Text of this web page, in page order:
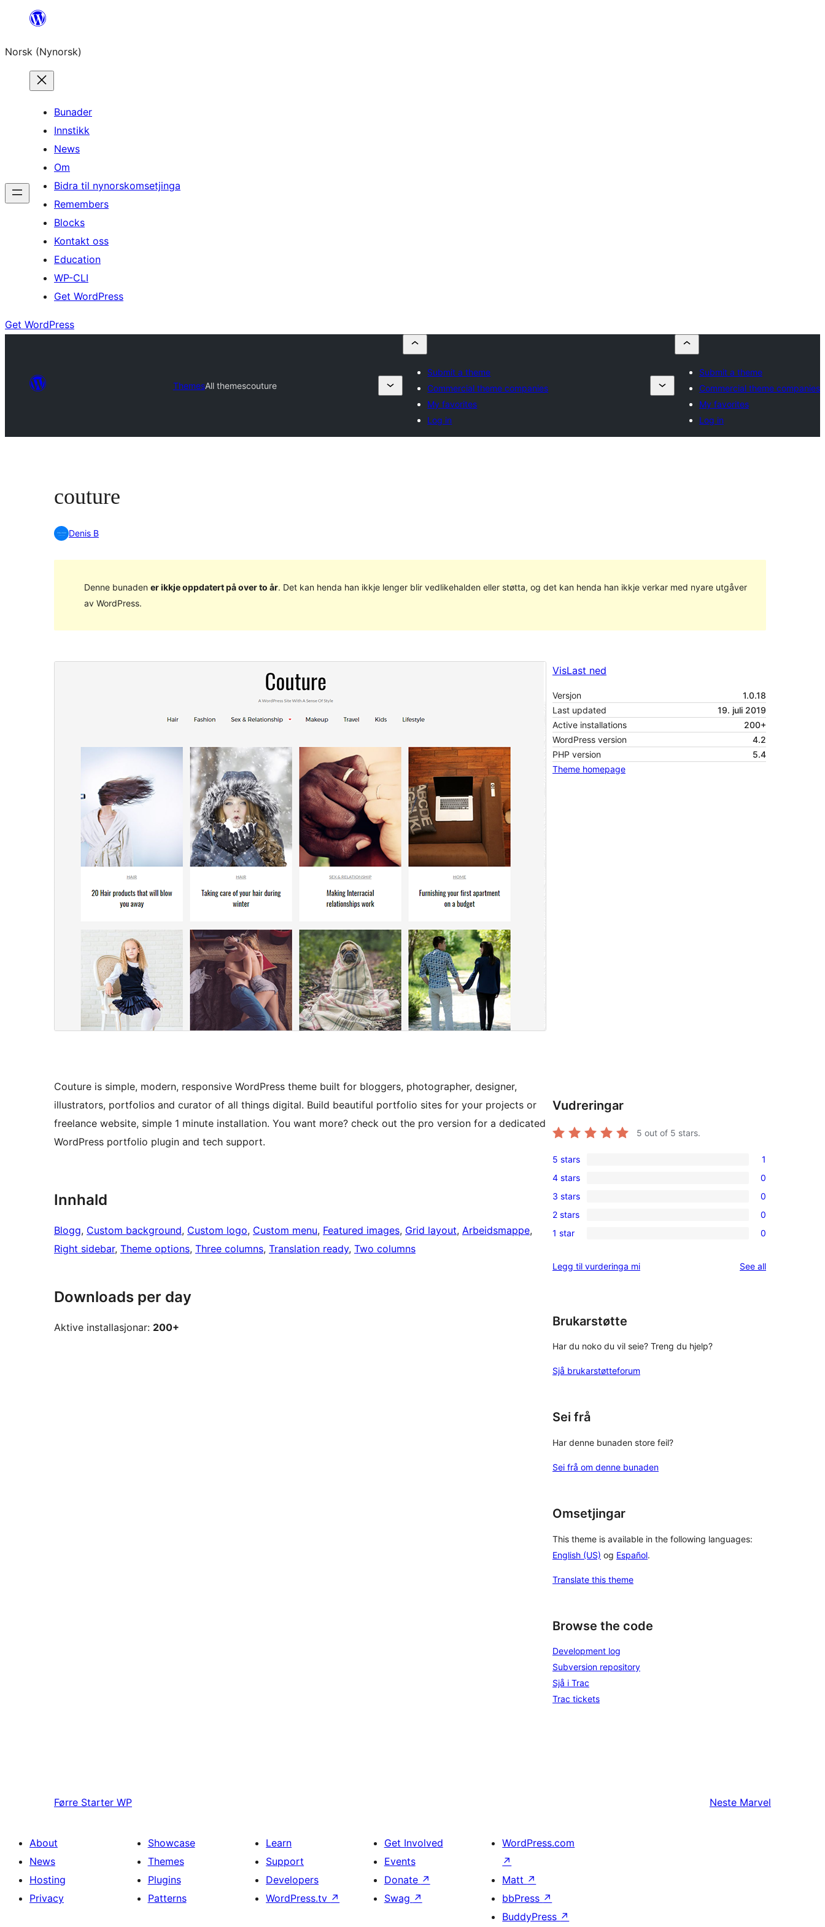
content
Norsk (Nynorsk)
Bunader
Innstikk
News
Om
Bidra til nynorskomsetjinga
Remembers
Blocks
Kontakt oss
Education
WP-CLI
Get WordPress
Get WordPress
ThemesAll themescouture
Submit a theme
Commercial theme companies
My favorites
Log in
Submit a theme
Commercial theme companies
My favorites
Log in
couture
Denis B
Denne bunaden er ikkje oppdatert på over to år. Det kan henda han ikkje lenger blir vedlikehalden eller støtta, og det kan henda han ikkje verkar med nyare utgåver
av WordPress.
VisLast ned
Versjon
1.0.18
Last updated
19. juli 2019
Active installations
200+
WordPress version
4.2
PHP version
5.4
Theme homepage
Couture is simple, modern, responsive WordPress theme built for bloggers, photographer, designer,
illustrators, portfolios and curator of all things digital. Build beautiful portfolio sites for your projects or
freelance website, simple 1 minute installation. You want more? check out the pro version for a dedicated
WordPress portfolio plugin and tech support.
Innhald
Blogg, Custom background, Custom logo, Custom menu, Featured images, Grid layout, Arbeidsmappe
Right sidebar, Theme options, Three columns, Translation ready, Two columns
Downloads per day
Aktive installasjonar: 200+
Vudreringar
5 out of 5 stars.
1
5-
star
review
5 stars 1
0
4-
star
reviews
4 stars 0
0
3-
star
3 stars 0
0
2-
reviews
2 stars 0
0
star
1 star 0
Legg til vurderinga mi See allreviews
Brukarstøtte
Har du noko du vil seie? Treng du hjelp?
Sjå brukarstøtteforum
Sei frå
Har denne bunaden store feil?
Sei frå om denne bunaden
Omsetjingar
This theme is available in the following languages:
English (US) og Español.
Translate this theme
Browse the code
Development log
Subversion repository
Sjå i Trac
Trac tickets
Førre Starter WP Neste Marvel
About
News
Hosting
Privacy
Showcase
Themes
Plugins
Patterns
Learn
Support
Developers
WordPress.tv ↗
Get Involved
Events
Donate ↗
Swag ↗
WordPress.com
↗
Matt ↗
bbPress ↗
BuddyPress ↗